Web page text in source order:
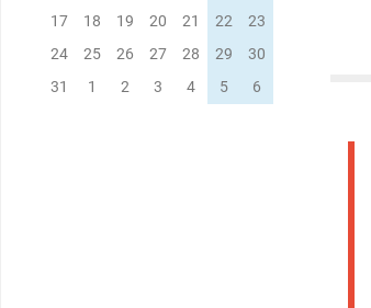
17
18 19 20 21 22
23
24
25 26 27 28 29
30
31
1 2 3 4 5 6